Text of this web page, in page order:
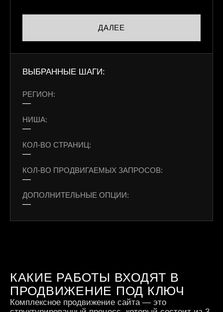
ДАЛЕЕ
ВЫБРАННЫЕ ШАГИ:
РЕГИОН:
—
НИША:
—
КОЛ-ВО СТРАНИЦ:
—
КОЛ-ВО ПРОДВИГАЕМЫХ ЗАПРОСОВ:
—
ДОПОЛНИТЕЛЬНЫЕ ОПЦИИ:
—
КАКИЕ РАБОТЫ ВХОДЯТ В
ПРОДВИЖЕНИЕ ПОД КЛЮЧ
Комплексное продвижение сайта — это